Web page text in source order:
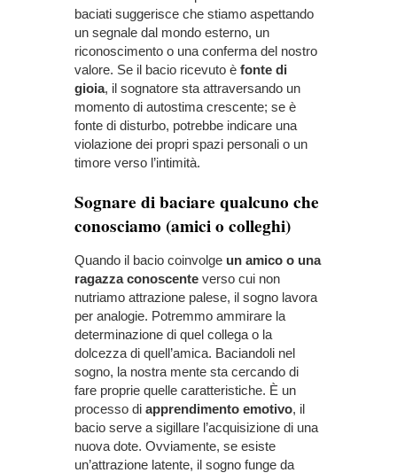
baciati suggerisce che stiamo aspettando
un segnale dal mondo esterno, un
riconoscimento o una conferma del nostro
valore. Se il bacio ricevuto è fonte di
gioia, il sognatore sta attraversando un
momento di autostima crescente; se è
fonte di disturbo, potrebbe indicare una
violazione dei propri spazi personali o un
timore verso l’intimità.
Sognare di baciare qualcuno che
conosciamo (amici o colleghi)
Quando il bacio coinvolge un amico o una
ragazza conoscente verso cui non
nutriamo attrazione palese, il sogno lavora
per analogie. Potremmo ammirare la
determinazione di quel collega o la
dolcezza di quell’amica. Baciandoli nel
sogno, la nostra mente sta cercando di
fare proprie quelle caratteristiche. È un
processo di apprendimento emotivo, il
bacio serve a sigillare l’acquisizione di una
nuova dote. Ovviamente, se esiste
un’attrazione latente, il sogno funge da